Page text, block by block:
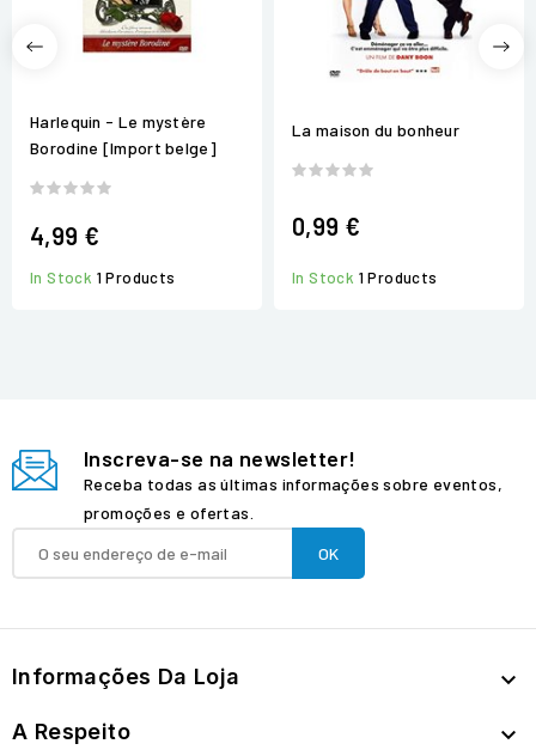
Harlequin - Le mystère
Borodine [Import belge]
4,99 €
In Stock 1 Products
La maison du bonheur
0,99 €
In Stock 1 Products
Inscreva-se na newsletter!
Receba todas as últimas informações sobre eventos,
promoções e ofertas.
Informações Da Loja 
A Respeito 